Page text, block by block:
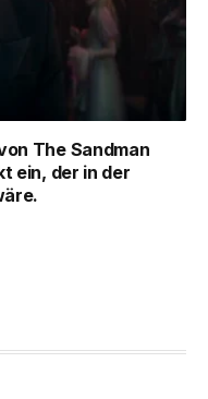
The Sandman
ein, der in der